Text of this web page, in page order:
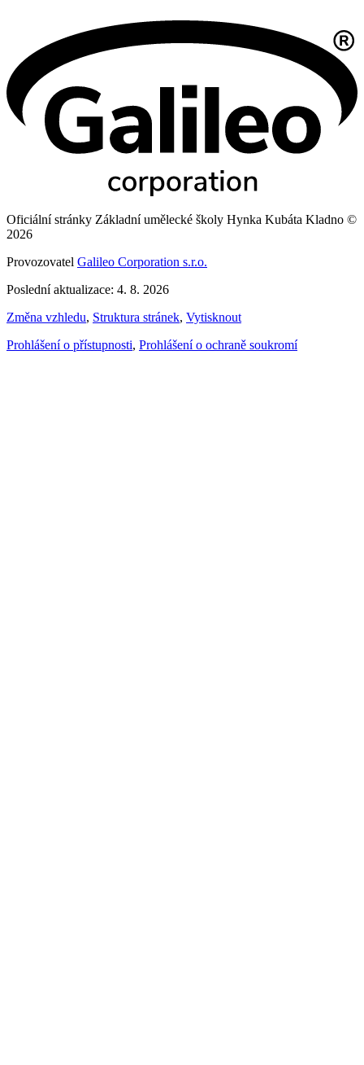
Oficiální stránky Základní umělecké školy Hynka Kubáta Kladno ©
2026
Provozovatel Galileo Corporation s.r.o.
Poslední aktualizace: 4. 8. 2026
Změna vzhledu, Struktura stránek, Vytisknout
Prohlášení o přístupnosti, Prohlášení o ochraně soukromí